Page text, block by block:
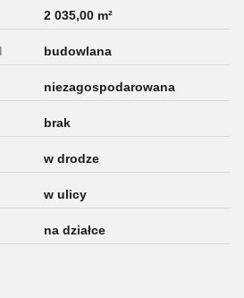
2 035,00 m²
budowlana
niezagospodarowana
brak
w drodze
w ulicy
na działce